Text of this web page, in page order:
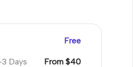
Free
Days From $40